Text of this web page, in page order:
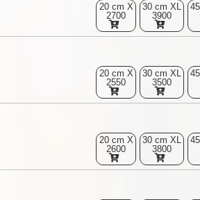
20 cm X
2700
30 cm XL
3900
20 cm X
2550
30 cm XL
3500
20 cm X
2600
30 cm XL
3800